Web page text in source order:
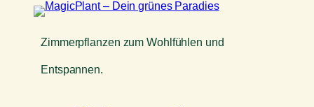
Zimmerpflanzen zum Wohlfühlen und
Entspannen.